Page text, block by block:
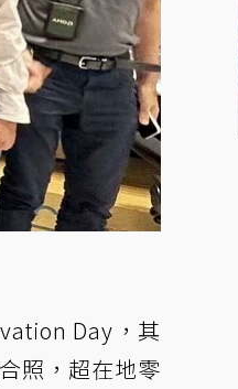
Day，其
照，超在地零